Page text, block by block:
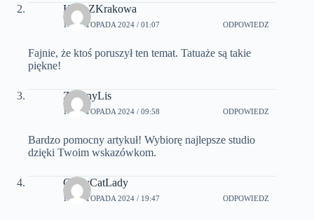
KasiaZKrakowa
11 LISTOPADA 2024 / 01:07 ODPOWIEDZ
Fajnie, że ktoś poruszył ten temat. Tatuaże są takie
piękne!
ZielonyLis
14 LISTOPADA 2024 / 09:58 ODPOWIEDZ
Bardzo pomocny artykuł! Wybiorę najlepsze studio
dzięki Twoim wskazówkom.
CrazyCatLady
14 LISTOPADA 2024 / 19:47 ODPOWIEDZ